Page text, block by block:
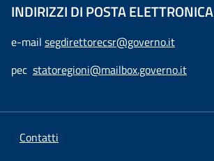
INDIRIZZI DI POSTA ELETTRONICA
e-mail segdirettorecsr@governo.it
pec statoregioni@mailbox.governo.it
Contatti